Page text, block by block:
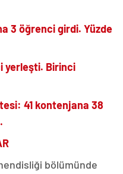
3 öğrenci girdi. Yüzde
yerleşti. Birinci
41 kontenjana 38
bölümünde